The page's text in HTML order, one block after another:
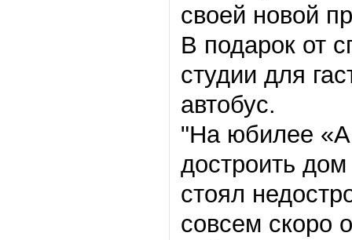
своей новой
В подарок от
студии для
автобус.
"На юбилее
достроить
стоял
совсем скоро